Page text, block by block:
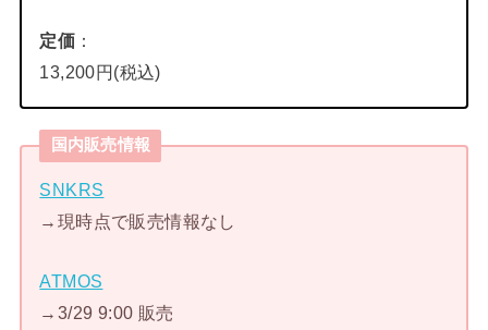
定価 ：
13,200円(税込)
国内販売情報
SNKRS
→現時点で販売情報なし
ATMOS
→3/29 9:00 販売